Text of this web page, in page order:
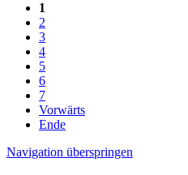
1
2
3
4
5
6
7
Vorwärts
Ende
Navigation überspringen